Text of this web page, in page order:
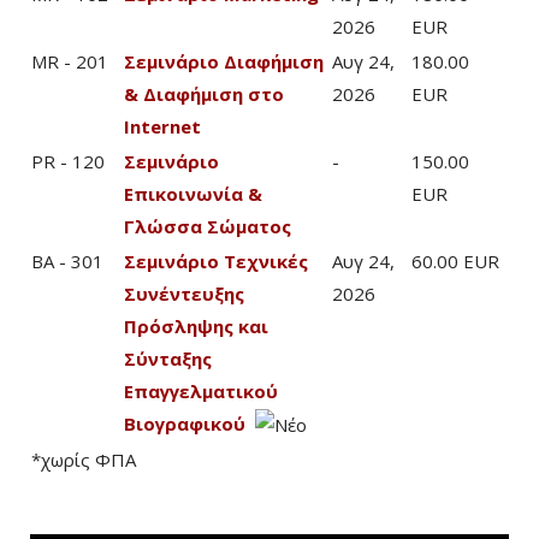
2026
EUR
MR - 201
Σεμινάριο Διαφήμιση
& Διαφήμιση στο
Internet
Αυγ 24,
2026
180.00
EUR
PR - 120
Σεμινάριο
Επικοινωνία &
Γλώσσα Σώματος
-
150.00
EUR
BA - 301
Σεμινάριο Τεχνικές
Συνέντευξης
Πρόσληψης και
Σύνταξης
Επαγγελματικού
Βιογραφικού
Αυγ 24,
2026
60.00 EUR
*χωρίς ΦΠΑ